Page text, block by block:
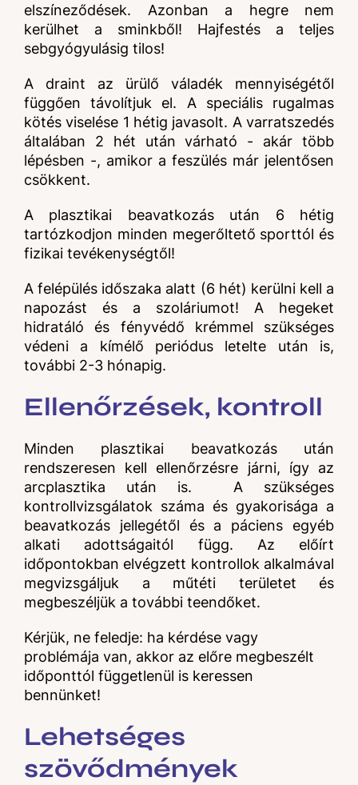
elszíneződések. Azonban a hegre nem
kerülhet a sminkből! Hajfestés a teljes
sebgyógyulásig tilos!
A draint az ürülő váladék mennyiségétől
függően távolítjuk el. A speciális rugalmas
kötés viselése 1 hétig javasolt. A varratszedés
általában 2 hét után várható - akár több
lépésben -, amikor a feszülés már jelentősen
csökkent.
A plasztikai beavatkozás után 6 hétig
tartózkodjon minden megerőltető sporttól és
fizikai tevékenységtől!
A felépülés időszaka alatt (6 hét) kerülni kell a
napozást és a szoláriumot! A hegeket
hidratáló és fényvédő krémmel szükséges
védeni a kímélő periódus letelte után is,
további 2-3 hónapig.
Ellenőrzések, kontroll
Minden plasztikai beavatkozás után
rendszeresen kell ellenőrzésre járni, így az
arcplasztika után is. A szükséges
kontrollvizsgálatok száma és gyakorisága a
beavatkozás jellegétől és a páciens egyéb
alkati adottságaitól függ. Az előírt
időpontokban elvégzett kontrollok alkalmával
megvizsgáljuk a műtéti területet és
megbeszéljük a további teendőket.
Kérjük, ne feledje: ha kérdése vagy
problémája van, akkor az előre megbeszélt
időponttól függetlenül is keressen
bennünket!
Lehetséges
szövődmények